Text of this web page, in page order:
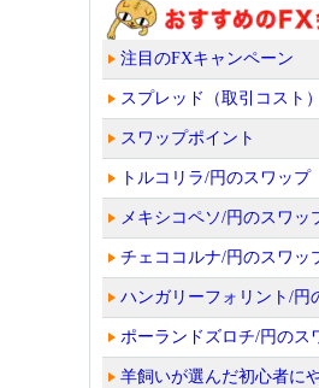
注目のFXキャンペーン
スプレッド（取引コスト）
スワップポイント
トルコリラ/円のスワップ
メキシコペソ/円のスワッ
チェココルナ/円のスワッ
ハンガリーフォリント/円
ポーランドズロチ/円のス
羊飼いが選んだ初心者に